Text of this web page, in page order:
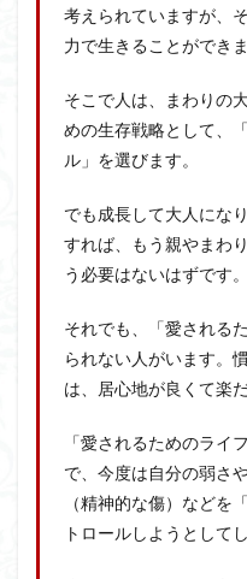
考えられていますが、
力で生きることができま
そこで人は、まわりの
めの生存戦略として、
ル」を選びます。
でも成長して大人にな
すれば、もう親やまわ
う必要はないはずです。
それでも、「愛される
られない人がいます。
は、居心地が良くて楽
「愛されるためのライ
で、今度は自分の弱さ
（精神的な傷）などを
トロールしようとして